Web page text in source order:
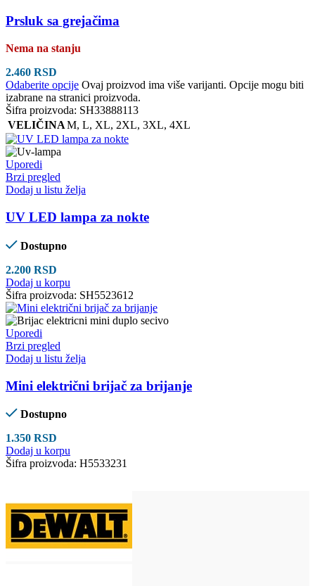
Prsluk sa grejačima
Nema na stanju
2.460 RSD
Odaberite opcije Ovaj proizvod ima više varijanti. Opcije mogu biti
izabrane na stranici proizvoda.
Šifra proizvoda: SH33888113
VELIČINAM, L, XL, 2XL, 3XL, 4XL
Uporedi
Brzi pregled
Dodaj u listu želja
UV LED lampa za nokte
Dostupno
2.200 RSD
Dodaj u korpu
Šifra proizvoda: SH5523612
Uporedi
Brzi pregled
Dodaj u listu želja
Mini električni brijač za brijanje
Dostupno
1.350 RSD
Dodaj u korpu
Šifra proizvoda: H5533231